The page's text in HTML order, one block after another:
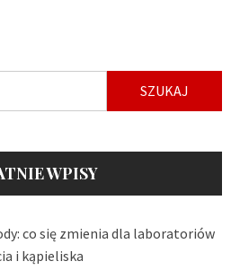
WPISY
co się zmienia dla laboratoriów
i kąpieliska